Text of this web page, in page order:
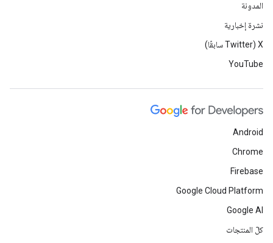
المدونة
نشرة إخبارية
‫X ‏(Twitter سابقًا)
YouTube
Android
Chrome
Firebase
Google Cloud Platform
Google AI
كلّ المنتجات